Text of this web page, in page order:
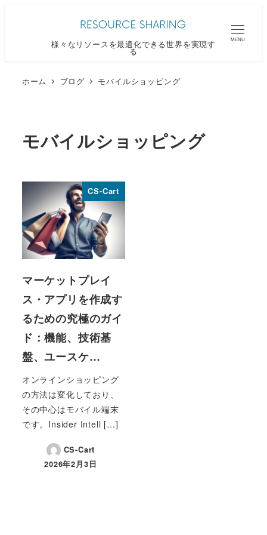
様々なリソースを最適化できる世界を実現す
る
MENU
ホーム ブログ モバイルショッピング
モバイルショッピング
CS-Cart
マーケットプレイ
ス・アプリを作成す
るための究極のガイ
ド：機能、技術基
盤、ユースケ…
オンラインショッピング
の方法は変化しており、
その中心はモバイル端末
です。Insider Intell […]
CS-Cart
投稿日
2026年2月3日